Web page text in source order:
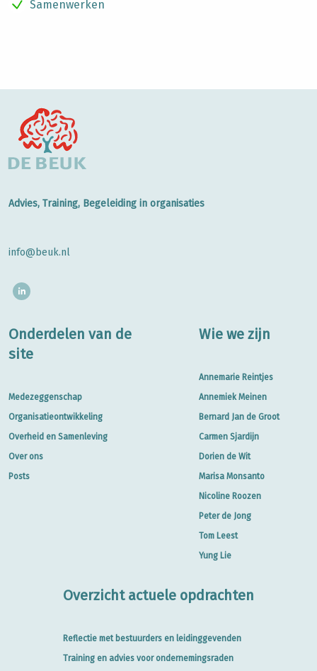
Samenwerken
Advies, Training, Begeleiding in organisaties
info@beuk.nl
Onderdelen van de
site
Medezeggenschap
Organisatieontwikkeling
Overheid en Samenleving
Over ons
Posts
Wie we zijn
Annemarie Reintjes
Annemiek Meinen
Bernard Jan de Groot
Carmen Sjardijn
Dorien de Wit
Marisa Monsanto
Nicoline Roozen
Peter de Jong
Tom Leest
Yung Lie
Overzicht actuele opdrachten
Reflectie met bestuurders en leidinggevenden
Training en advies voor ondernemingsraden